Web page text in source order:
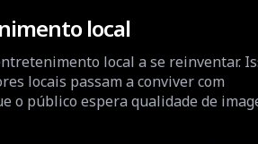
local
local a se reinventar.
locais passam a conviver com
o público espera qualidade de